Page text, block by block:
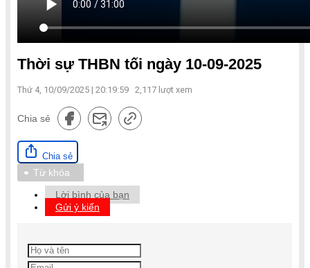
Thời sự THBN tối ngày 10-09-2025
Thứ 4, 10/09/2025 | 20:19:59 2,117 lượt xem
Chia sẻ
Chia sẻ
Từ khóa
Lời bình của bạn
Gửi ý kiến